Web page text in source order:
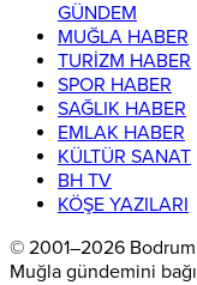
GÜNDEM
MUĞLA HABER
TURİZM HABER
SPOR HABER
SAĞLIK HABER
EMLAK HABER
KÜLTÜR SANAT
BH TV
KÖŞE YAZILARI
© 2001–2026
Muğla gündemini